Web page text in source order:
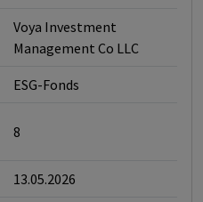
Voya Investment
Management Co LLC
ESG-Fonds
8
13.05.2026